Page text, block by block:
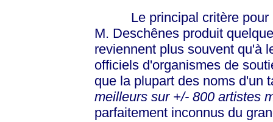
Le principal critère pour
M. Deschênes produit
reviennent plus souvent qu'à
officiels d'organismes de
que la plupart des noms d'un
meilleurs sur +/- 800 artistes
parfaitement inconnus du